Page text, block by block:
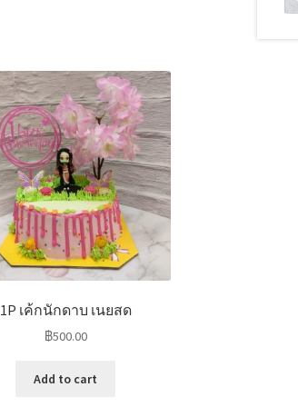
1P เค้กนักดาบ เนยสด
฿500.00
Add to cart